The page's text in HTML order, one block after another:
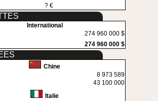
? €
International
274 960 000 $
274 960 000 $
Chine
8 973 589
43 100 000
Italie